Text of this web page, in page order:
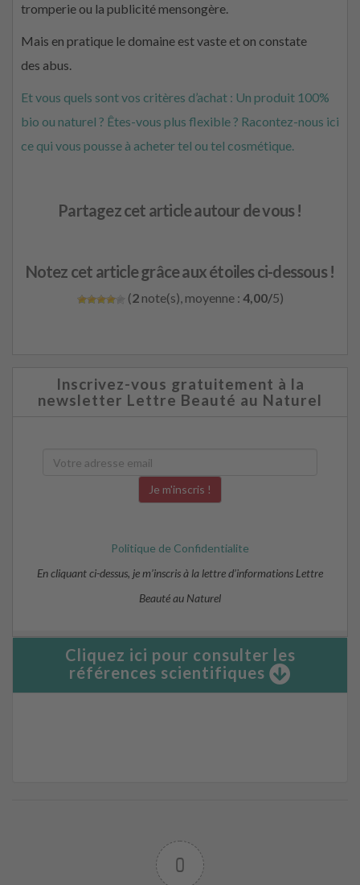
tromperie ou la publicité mensongère.
Mais en pratique le domaine est vaste et on constate
des abus.
Et vous quels sont vos critères d’achat : Un produit 100%
bio ou naturel ? Êtes-vous plus flexible ? Racontez-nous ici
ce qui vous pousse à acheter tel ou tel cosmétique.
Partagez cet article autour de vous !
Notez cet article grâce aux étoiles ci-dessous !
(2note(s), moyenne : 4,00/5)
Inscrivez-vous gratuitement à la
newsletter Lettre Beauté au Naturel
Politique de Confidentialite
En cliquant ci-dessus, je m’inscris à la lettre d’informations Lettre
Beauté au Naturel
Cliquez ici pour consulter les
références scientifiques
0